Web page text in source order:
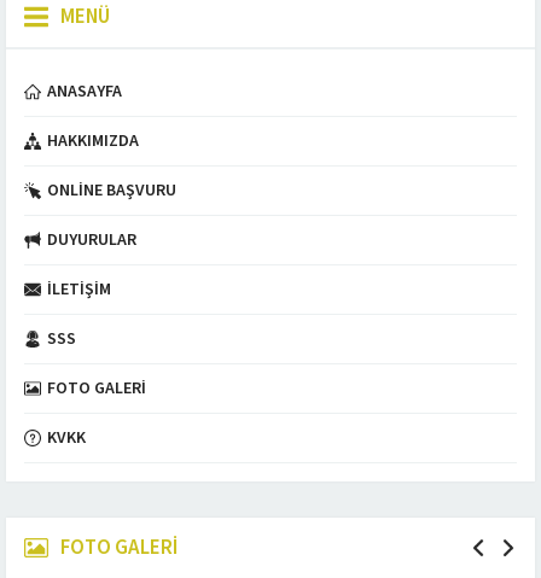
MENÜ
ANASAYFA
HAKKIMIZDA
ONLINE BAŞVURU
DUYURULAR
İLETIŞIM
SSS
FOTO GALERI
KVKK
FOTO GALERİ